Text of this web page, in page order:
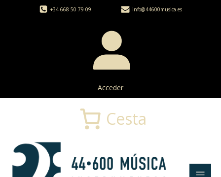
+34 668 50 79 09 info@44600musica.es
Acceder
Cesta